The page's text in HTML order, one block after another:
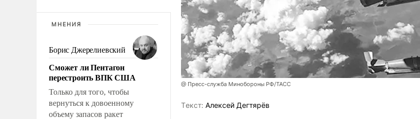
МНЕНИЯ
Борис Джерелиевский
Сможет ли Пентагон
перестроить ВПК США
Только для того, чтобы
вернуться к довоенному
объему запасов ракет
@ Пресс-служба Минобороны РФ/ТАСС
Tекст: Алексей Дегтярёв